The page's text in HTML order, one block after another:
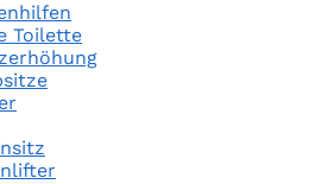
Toilette